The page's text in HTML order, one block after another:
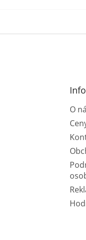
O